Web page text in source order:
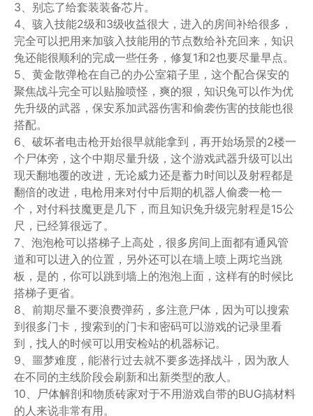
3、别忘了给套装装备芯片。
4、骇入技能2级和3级收益很大，进入的房间补给很多，
完全可以把用来加骇入技能用的节点数给补充回来，知识
兔还能很顺利的完成一些任务，修复1和2也要尽量早点。
5、黄金散弹枪在自己的办公室箱子里，这个配合保安的
聚焦战斗完全可以贴脸喷怪，爽的狠，知识兔可以作为优
先升级的武器，保安系加武器伤害和偷袭伤害的技能也很
搭配。
6、破坏者电击枪开始很早就能拿到，再开始场景的2楼一
个尸体旁，这个中期尽量升级，这个游戏武器升级可以出
现天翻地覆的改进，无论威力还是蓄力时间以及射程都是
翻倍的改进，电枪用来对付中后期的机器人偷袭一枪一
个，对付科技魔更是几下，而且知识兔升级完射程是15公
尺，已经算很远了。
7、泡泡枪可以搭梯子上高处，很多房间上面都有通风管
道和可以进入的位置，另外还可以在墙上喷上两坨当跳
板，是的，你可以跳到墙上的泡泡上面，这样有的时候比
搭梯子更省。
8、前期尽量不要浪费弹药，多注意尸体，因为可以搜索
到很多门卡，搜索到的门卡和密码可以游戏的记录里看
到，找人的时候可以用安检站的机器标记。
9、噩梦难度，能潜行过去就不要多选择战斗，因为敌人
在不同的主线阶段会刷新和出新类型的敌人。
10、尸体解剖和物质砖家对于不用游戏自带的BUG搞材料
的人来说非常有用。